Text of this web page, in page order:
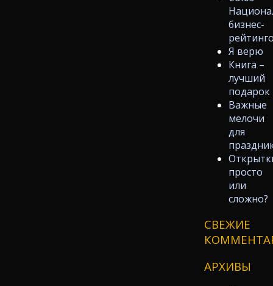
бизнес-
Я верю
Книга –
лучший
подарок
Важные
мелочи
для
просто
или
сложно?
СВЕЖИЕ
АРХИВЫ